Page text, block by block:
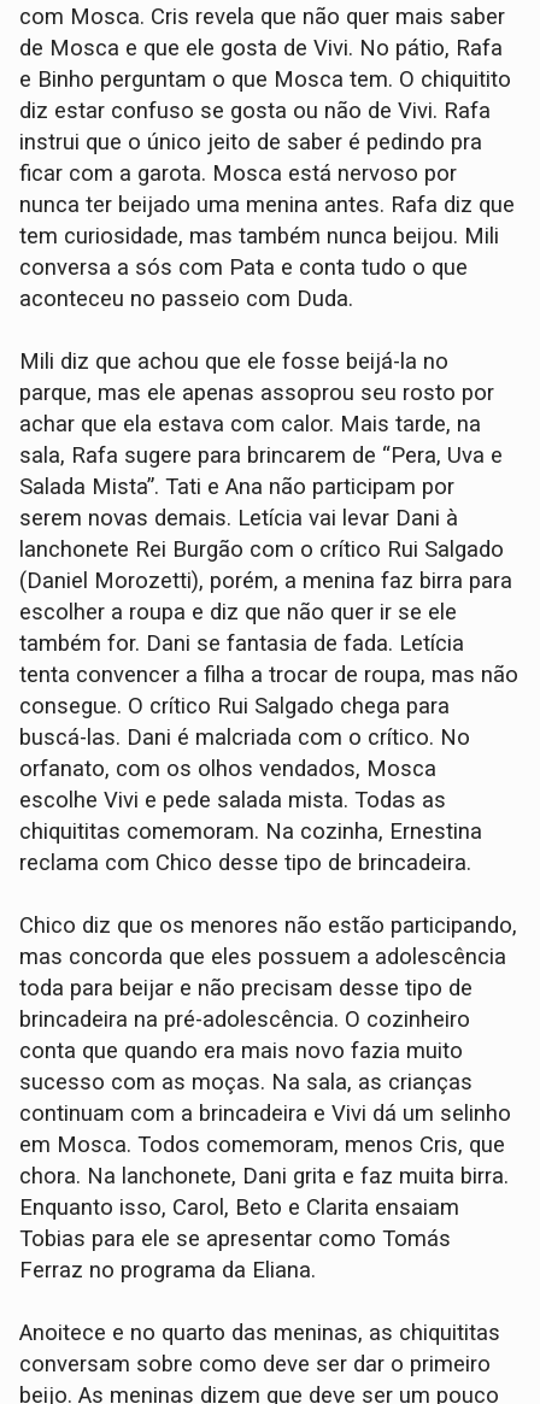
com Mosca. Cris revela que não quer mais saber
de Mosca e que ele gosta de Vivi. No pátio, Rafa
e Binho perguntam o que Mosca tem. O chiquitito
diz estar confuso se gosta ou não de Vivi. Rafa
instrui que o único jeito de saber é pedindo pra
ficar com a garota. Mosca está nervoso por
nunca ter beijado uma menina antes. Rafa diz que
tem curiosidade, mas também nunca beijou. Mili
conversa a sós com Pata e conta tudo o que
aconteceu no passeio com Duda.
Mili diz que achou que ele fosse beijá-la no
parque, mas ele apenas assoprou seu rosto por
achar que ela estava com calor. Mais tarde, na
sala, Rafa sugere para brincarem de “Pera, Uva e
Salada Mista”. Tati e Ana não participam por
serem novas demais. Letícia vai levar Dani à
lanchonete Rei Burgão com o crítico Rui Salgado
(Daniel Morozetti), porém, a menina faz birra para
escolher a roupa e diz que não quer ir se ele
também for. Dani se fantasia de fada. Letícia
tenta convencer a filha a trocar de roupa, mas não
consegue. O crítico Rui Salgado chega para
buscá-las. Dani é malcriada com o crítico. No
orfanato, com os olhos vendados, Mosca
escolhe Vivi e pede salada mista. Todas as
chiquititas comemoram. Na cozinha, Ernestina
reclama com Chico desse tipo de brincadeira.
Chico diz que os menores não estão participando,
mas concorda que eles possuem a adolescência
toda para beijar e não precisam desse tipo de
brincadeira na pré-adolescência. O cozinheiro
conta que quando era mais novo fazia muito
sucesso com as moças. Na sala, as crianças
continuam com a brincadeira e Vivi dá um selinho
em Mosca. Todos comemoram, menos Cris, que
chora. Na lanchonete, Dani grita e faz muita birra.
Enquanto isso, Carol, Beto e Clarita ensaiam
Tobias para ele se apresentar como Tomás
Ferraz no programa da Eliana.
Anoitece e no quarto das meninas, as chiquititas
conversam sobre como deve ser dar o primeiro
beijo. As meninas dizem que deve ser um pouco